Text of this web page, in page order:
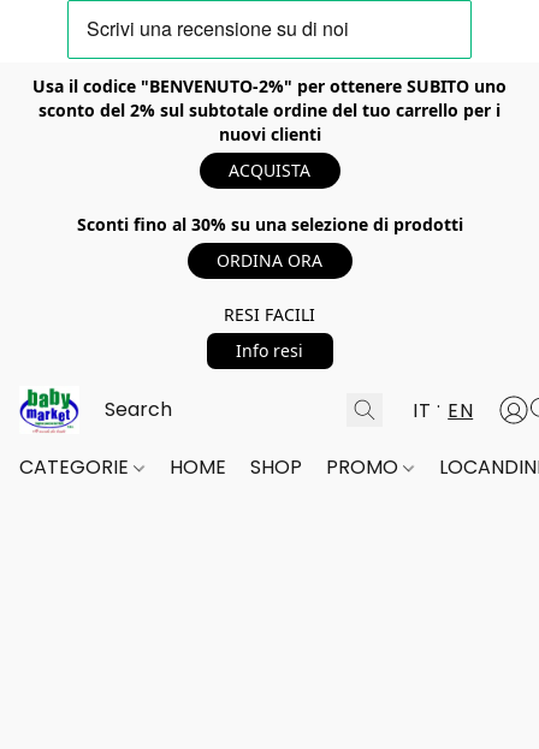
Usa il codice "BENVENUTO-2%" per ottenere SUBITO uno
sconto del 2% sul subtotale ordine del tuo carrello per i
nuovi clienti
ACQUISTA
Sconti fino al 30% su una selezione di prodotti
ORDINA ORA
RESI FACILI
Info resi
IT EN
CATEGORIE HOME SHOP PROMO